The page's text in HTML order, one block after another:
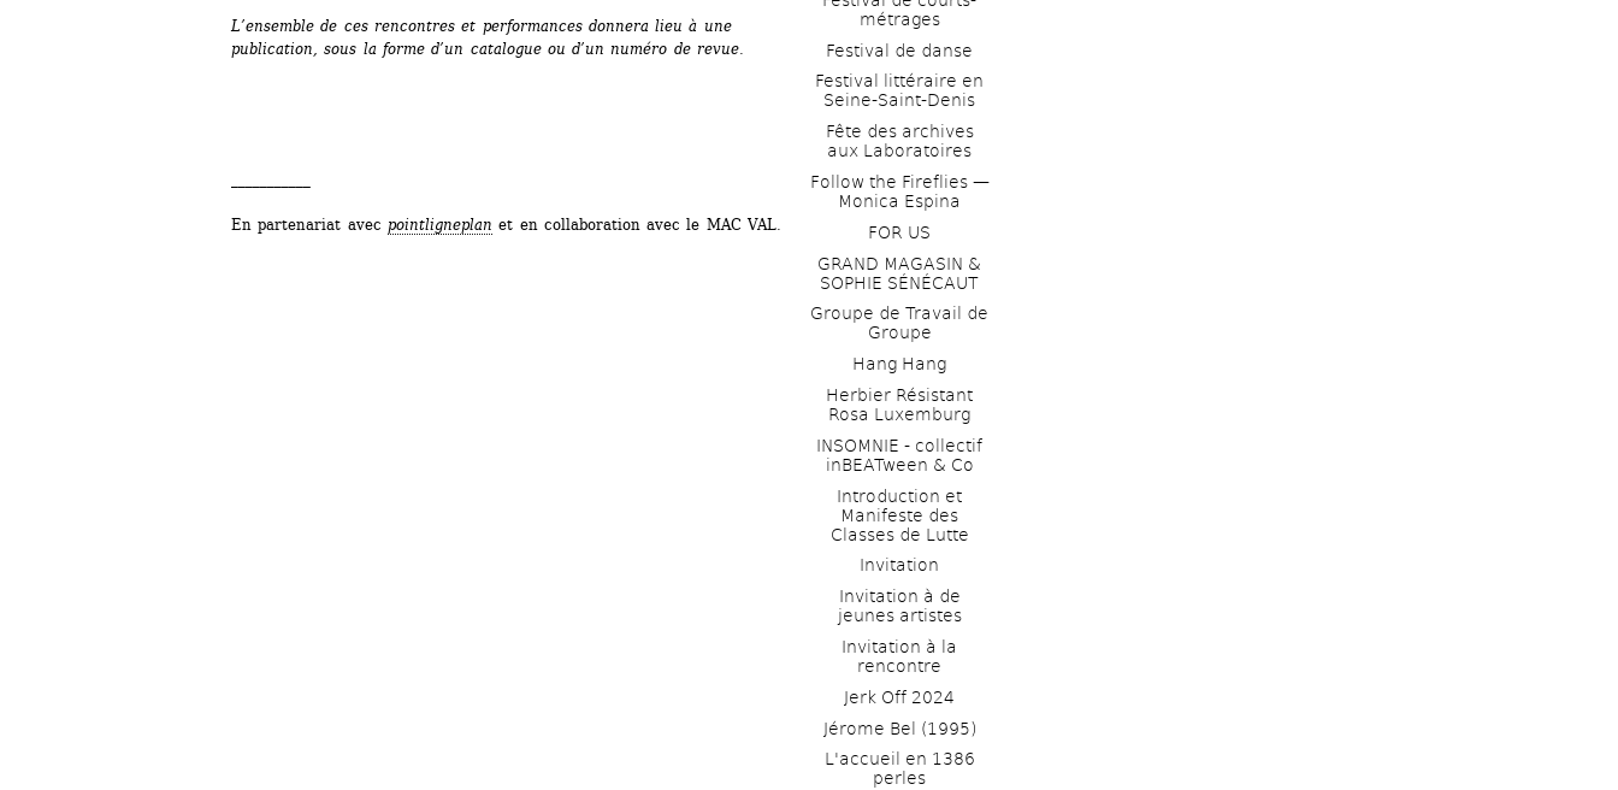
L’ensemble de ces rencontres et performances donnera lieu à une
publication, sous la forme d’un catalogue ou d’un numéro de revue.
En partenariat avec pointligneplan et en collaboration avec le MAC VAL.
métrages
Festival de danse
Festival littéraire en
Seine-Saint-Denis
Fête des archives
aux Laboratoires
Follow the Fireflies —
Monica Espina
FOR US
GRAND MAGASIN &
SOPHIE SÉNÉCAUT
Groupe de Travail de
Groupe
Hang Hang
Herbier Résistant
Rosa Luxemburg
INSOMNIE - collectif
inBEATween & Co
Introduction et
Manifeste des
Classes de Lutte
Invitation
Invitation à de
jeunes artistes
Invitation à la
rencontre
Jerk Off 2024
Jérome Bel (1995)
L'accueil en 1386
perles